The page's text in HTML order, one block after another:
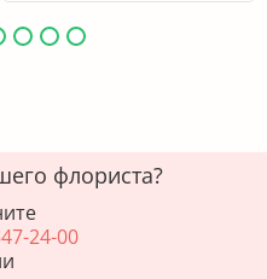
флориста?
24-00